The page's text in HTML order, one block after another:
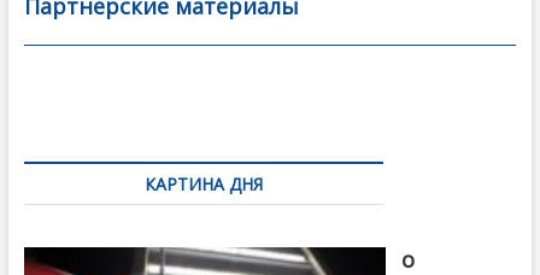
e
b
k
itt
er
ai
l
р
а
ть
Партнерские материалы
по
записямКАРТИНА ДНЯ
о